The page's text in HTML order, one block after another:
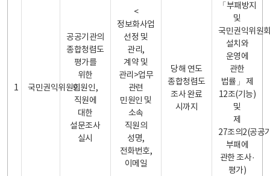
1 국민권익위원회
공공기관의
종합청렴도
평가를
위한
민원인,
직원에
대한
설문조사
실시
<
정보화사업
선정 및
관리,
계약 및
관리>업무
관련
민원인 및
소속
직원의
성명,
전화번호,
이메일
당해 연도
종합청렴도
조사 완료
시까지
「부패방지
및
국민권익위원
설치와
운영에
관한
법률」 제
12조(기능)
및
제
27조의2(공공
부패에
관한 조사·
평가)